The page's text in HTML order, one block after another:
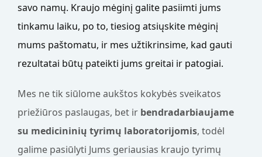
savo namų. Kraujo mėginį galite pasiimti jums
tinkamu laiku, po to, tiesiog atsiųskite mėginį
mums paštomatu, ir mes užtikrinsime, kad gauti
rezultatai būtų pateikti jums greitai ir patogiai.
Mes ne tik siūlome aukštos kokybės sveikatos
priežiūros paslaugas, bet ir bendradarbiaujame
su medicininių tyrimų laboratorijomis, todėl
galime pasiūlyti Jums geriausias kraujo tyrimų